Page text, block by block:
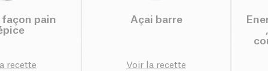
pain
recette
Açai barre
Voir la recette